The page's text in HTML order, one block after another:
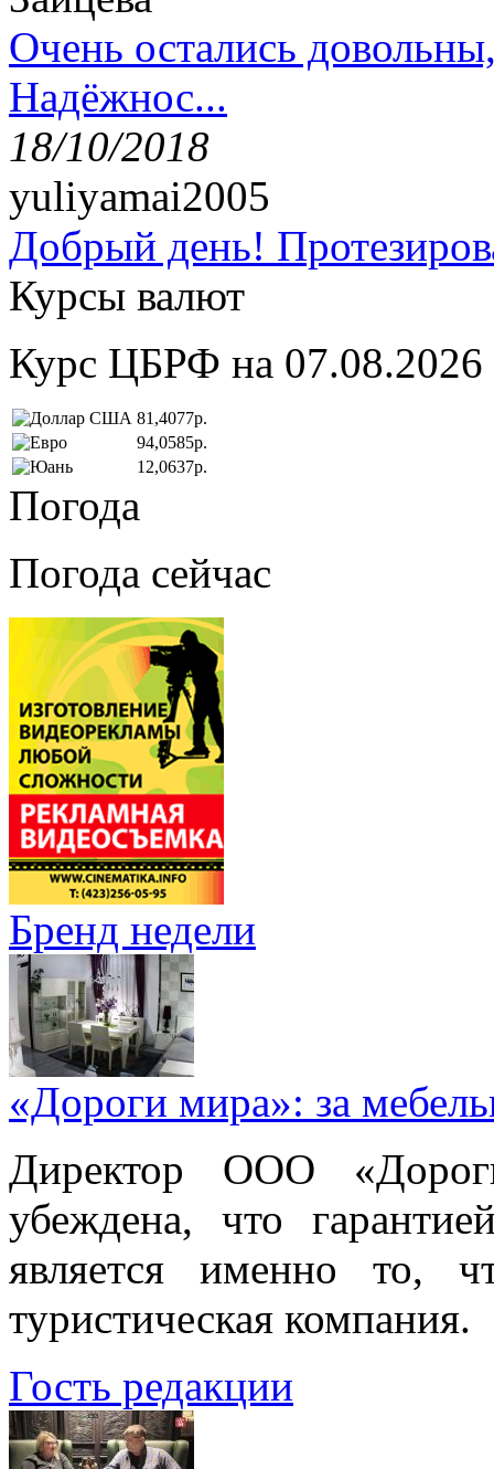
Очень остались
Надёжнос...
18/10/2018
yuliyamai2005
Добрый день!
Курсы валют
Курс ЦБРФ на 07.08.2026
81,4077р.
94,0585р.
12,0637р.
Погода
Погода сейчас
Бренд недели
«Дороги мира»: за
Директор ООО
убеждена, что
является именно то,
туристическая компания.
Гость редакции